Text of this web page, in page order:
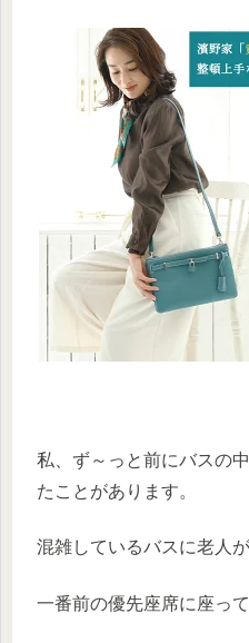
私、ず～っと前にバスの
たことがあります。
混雑しているバスに老人
一番前の優先座席に座っ